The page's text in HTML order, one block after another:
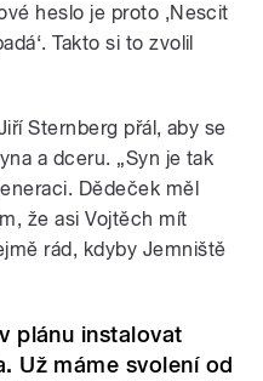
heslo je proto ‚Nescit
Takto si to zvolil
Sternberg přál, aby se
a dceru. „Syn je tak
Dědeček měl
že asi Vojtěch mít
rád, kdyby Jemniště
plánu instalovat
Už máme svolení od